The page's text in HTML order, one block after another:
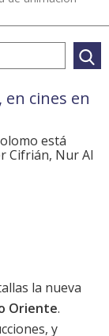
cines en
está
Cifrián, Nur Al
la nueva
Oriente.
y